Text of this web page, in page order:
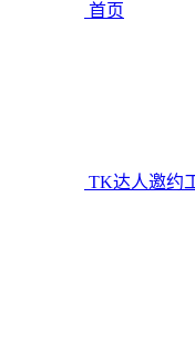
首页
TK达人邀约